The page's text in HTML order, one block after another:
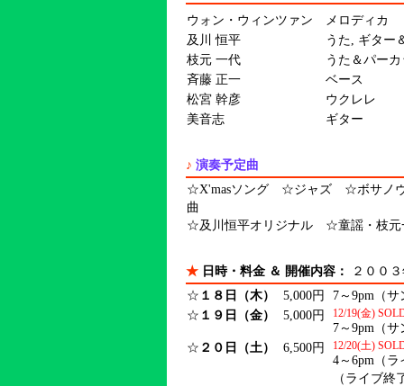
ウォン・ウィンツァン
メロディカ
及川 恒平
うた, ギター
枝元 一代
うた＆パー
斉藤 正一
ベース
松宮 幹彦
ウクレレ
美音志
ギター
♪ 演奏予定曲
☆X'masソング ☆ジャズ ☆ボサノ
曲
☆及川恒平オリジナル ☆童謡・枝元
★ 日時・料金 ＆ 開催内容：
２００
☆ １８日（木） 5,000円
7～9pm（
☆ １９日（金） 5,000円 12/19(金)
7～9pm（
☆ ２０日（土） 6,500円 12/20(土)
4～6pm（ラ
（ライブ